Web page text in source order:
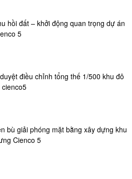
hồi đất – khởi động quan trọng dự án
5
điều chỉnh tổng thế 1/500 khu đô
bù giải phóng mặt bằng xây dựng khu
Cienco 5